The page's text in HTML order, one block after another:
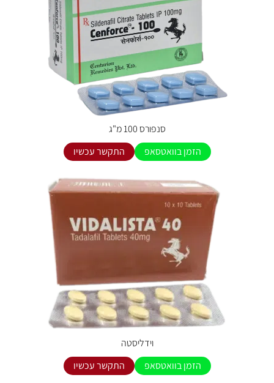
סנפורס 100 מ"ג
הזמן בוואטסאפ
התקשר עכשיו
וידליסטה
הזמן בוואטסאפ
התקשר עכשיו